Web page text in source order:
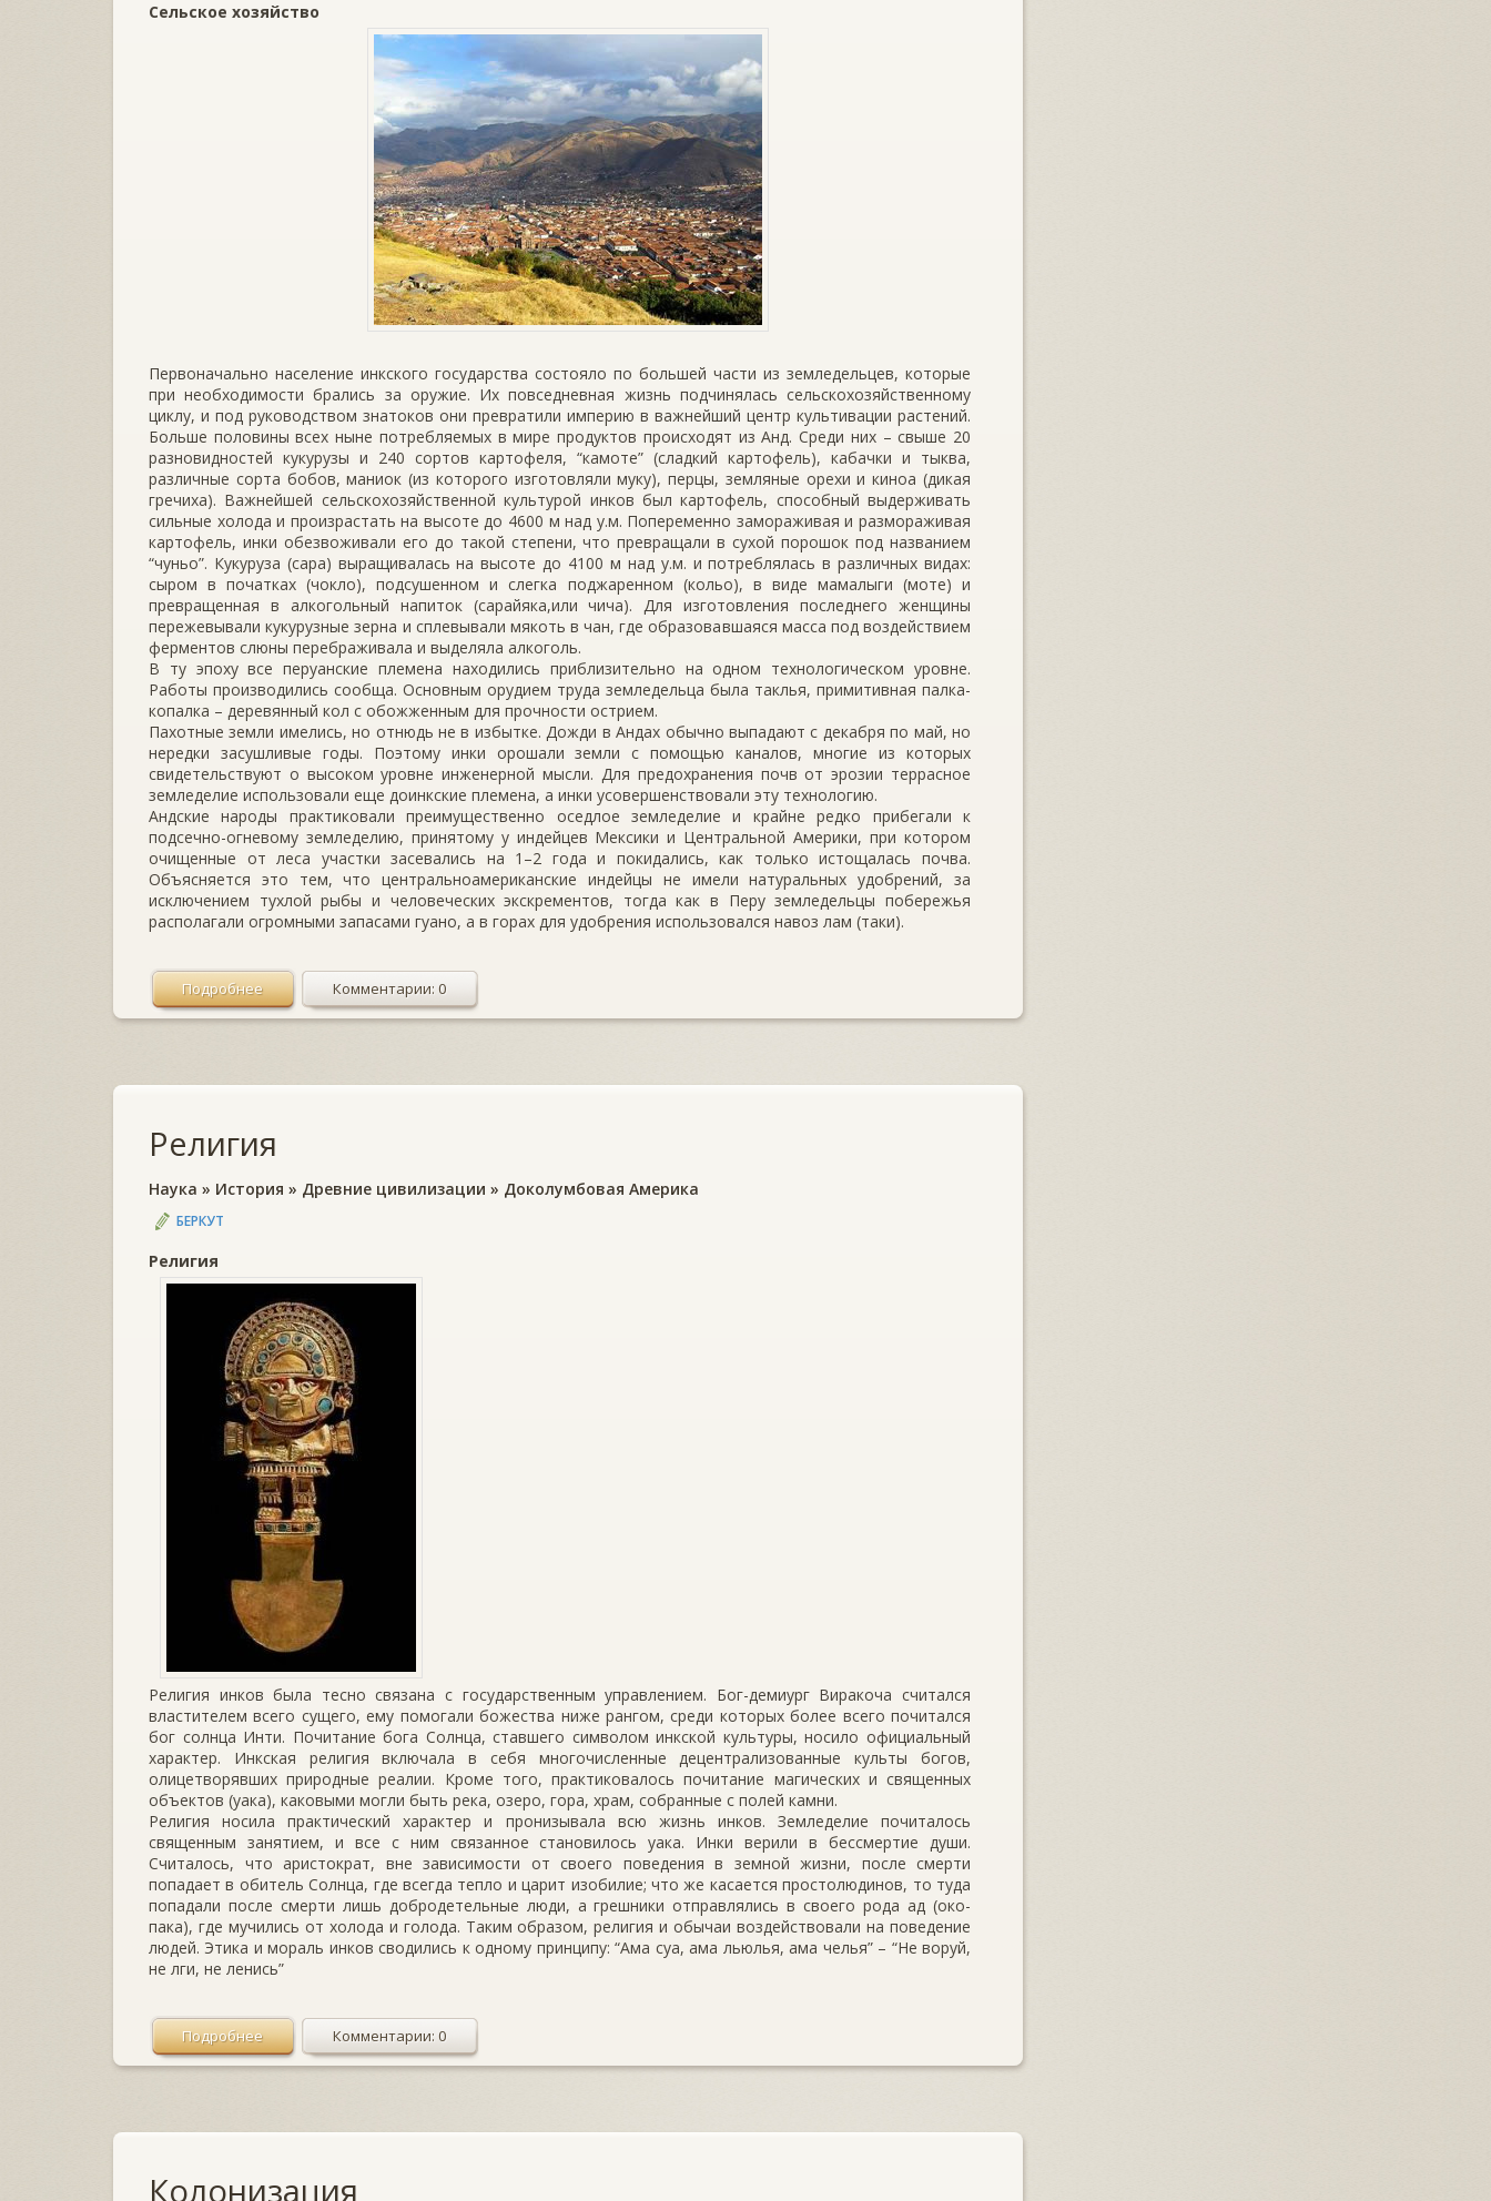
Сельское хозяйство
Первоначально население инкского государства состояло по большей части из земледельцев, которые
при необходимости брались за оружие. Их повседневная жизнь подчинялась сельскохозяйственному
циклу, и под руководством знатоков они превратили империю в важнейший центр культивации растений.
Больше половины всех ныне потребляемых в мире продуктов происходят из Анд. Среди них – свыше 20
разновидностей кукурузы и 240 сортов картофеля, “камоте” (сладкий картофель), кабачки и тыква,
различные сорта бобов, маниок (из которого изготовляли муку), перцы, земляные орехи и киноа (дикая
гречиха). Важнейшей сельскохозяйственной культурой инков был картофель, способный выдерживать
сильные холода и произрастать на высоте до 4600 м над у.м. Попеременно замораживая и размораживая
картофель, инки обезвоживали его до такой степени, что превращали в сухой порошок под названием
“чуньо”. Кукуруза (сара) выращивалась на высоте до 4100 м над у.м. и потреблялась в различных видах:
сыром в початках (чокло), подсушенном и слегка поджаренном (кольо), в виде мамалыги (моте) и
превращенная в алкогольный напиток (сарайяка,или чича). Для изготовления последнего женщины
пережевывали кукурузные зерна и сплевывали мякоть в чан, где образовавшаяся масса под воздействием
ферментов слюны перебраживала и выделяла алкоголь.
В ту эпоху все перуанские племена находились приблизительно на одном технологическом уровне.
Работы производились сообща. Основным орудием труда земледельца была таклья, примитивная палка-
копалка – деревянный кол с обожженным для прочности острием.
Пахотные земли имелись, но отнюдь не в избытке. Дожди в Андах обычно выпадают с декабря по май, но
нередки засушливые годы. Поэтому инки орошали земли с помощью каналов, многие из которых
свидетельствуют о высоком уровне инженерной мысли. Для предохранения почв от эрозии террасное
земледелие использовали еще доинкские племена, а инки усовершенствовали эту технологию.
Андские народы практиковали преимущественно оседлое земледелие и крайне редко прибегали к
подсечно-огневому земледелию, принятому у индейцев Мексики и Центральной Америки, при котором
очищенные от леса участки засевались на 1–2 года и покидались, как только истощалась почва.
Объясняется это тем, что центральноамериканские индейцы не имели натуральных удобрений, за
исключением тухлой рыбы и человеческих экскрементов, тогда как в Перу земледельцы побережья
располагали огромными запасами гуано, а в горах для удобрения использовался навоз лам (таки).
Подробнее Комментарии: 0
Религия
Наука » История » Древние цивилизации » Доколумбовая Америка
БЕРКУТ
Религия
Религия инков была тесно связана с государственным управлением. Бог-демиург Виракоча считался
властителем всего сущего, ему помогали божества ниже рангом, среди которых более всего почитался
бог солнца Инти. Почитание бога Солнца, ставшего символом инкской культуры, носило официальный
характер. Инкская религия включала в себя многочисленные децентрализованные культы богов,
олицетворявших природные реалии. Кроме того, практиковалось почитание магических и священных
объектов (уака), каковыми могли быть река, озеро, гора, храм, собранные с полей камни.
Религия носила практический характер и пронизывала всю жизнь инков. Земледелие почиталось
священным занятием, и все с ним связанное становилось уака. Инки верили в бессмертие души.
Считалось, что аристократ, вне зависимости от своего поведения в земной жизни, после смерти
попадает в обитель Солнца, где всегда тепло и царит изобилие; что же касается простолюдинов, то туда
попадали после смерти лишь добродетельные люди, а грешники отправлялись в своего рода ад (око-
пака), где мучились от холода и голода. Таким образом, религия и обычаи воздействовали на поведение
людей. Этика и мораль инков сводились к одному принципу: “Ама суа, ама льюлья, ама челья” – “Не воруй,
не лги, не ленись”
Подробнее Комментарии: 0
Колонизация